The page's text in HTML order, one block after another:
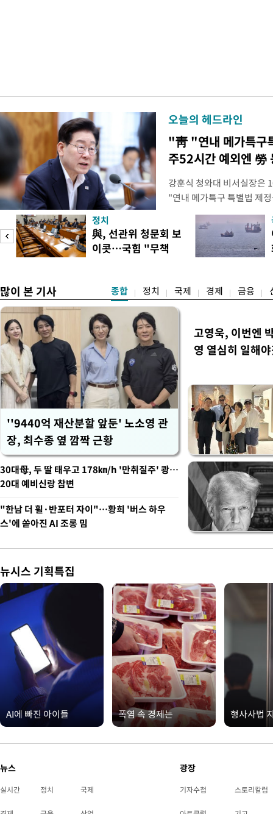
오늘의 헤드라인
"靑 "연내 메가특구
주52시간 예외엔 勞
강훈식 청와대 비서실장은
"연내 메가특구 특별법 제
향평가 등을 단축하고 전
교육 등 정주 여건을 신속
실장은 이날 오후 청와대
프로젝트가 과감한 규제
정치
與, 선관위 청문회 보
이콧…국힘 "무책
많이 본 기사 종합 정치 국제 경제 금융
''9440억 재산분할 앞둔' 노소영 관
장, 최수종 옆 깜짝 근황
고영욱, 이번엔
영 열심히 일해
30대母, 두 딸 태우고 178㎞/h '만취질주' 쾅…
20대 예비신랑 참변
"한남 더 휠·반포터 자이"…황희 '버스 하우
스'에 쏟아진 AI 조롱 밈
뉴시스 기획특집
AI에 빠진 아이들 폭염 속 경제는 형사사법
뉴스
실시간 정치 국제
광장
기자수첩 스토리칼럼